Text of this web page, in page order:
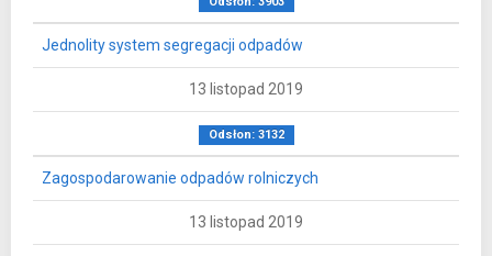
Jednolity system segregacji odpadów
13 listopad 2019
Odsłon: 3132
Zagospodarowanie odpadów rolniczych
13 listopad 2019